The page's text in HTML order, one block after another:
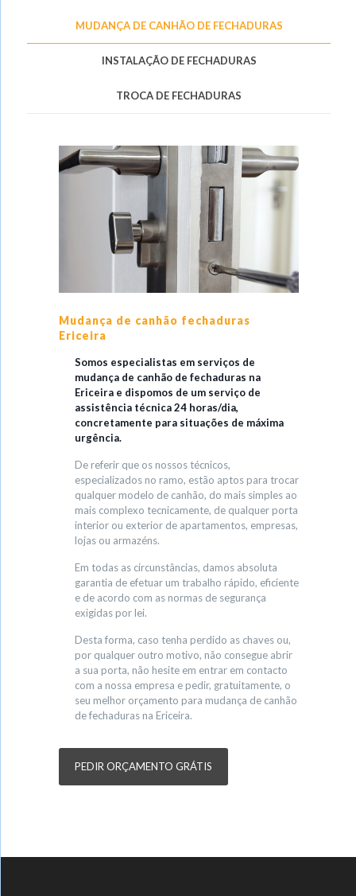
MUDANÇA DE CANHÃO DE FECHADURAS
INSTALAÇÃO DE FECHADURAS
TROCA DE FECHADURAS
Mudança de canhão fechaduras
Ericeira
Somos especialistas em serviços de
mudança de canhão de fechaduras na
Ericeira e dispomos de um serviço de
assistência técnica 24 horas/dia,
concretamente para situações de máxima
urgência.
De referir que os nossos técnicos,
especializados no ramo, estão aptos para trocar
qualquer modelo de canhão, do mais simples ao
mais complexo tecnicamente, de qualquer porta
interior ou exterior de apartamentos, empresas,
lojas ou armazéns.
Em todas as circunstâncias, damos absoluta
garantia de efetuar um trabalho rápido, eficiente
e de acordo com as normas de segurança
exigidas por lei.
Desta forma, caso tenha perdido as chaves ou,
por qualquer outro motivo, não consegue abrir
a sua porta, não hesite em entrar em contacto
com a nossa empresa e pedir, gratuitamente, o
seu melhor orçamento para mudança de canhão
de fechaduras na Ericeira.
PEDIR ORÇAMENTO GRÁTIS